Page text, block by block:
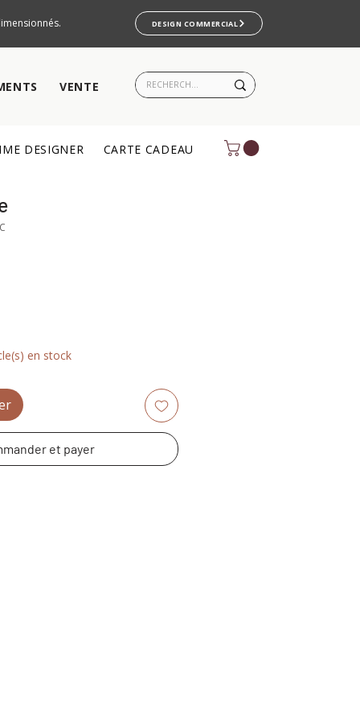
DESIGN COMMERCIAL
VENTE
DESIGNER CARTE CADEAU
en stock
et payer